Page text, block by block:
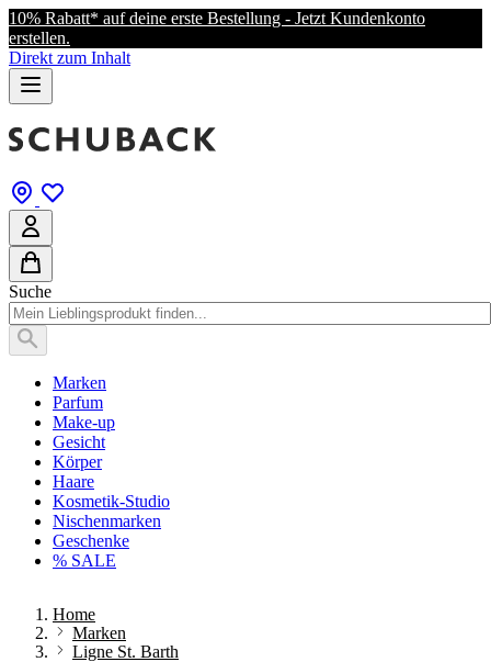
10% Rabatt* auf deine erste Bestellung - Jetzt Kundenkonto
erstellen.
Direkt zum Inhalt
Suche
Marken
Parfum
Make-up
Gesicht
Körper
Haare
Kosmetik-Studio
Nischenmarken
Geschenke
% SALE
Home
Marken
Ligne St. Barth